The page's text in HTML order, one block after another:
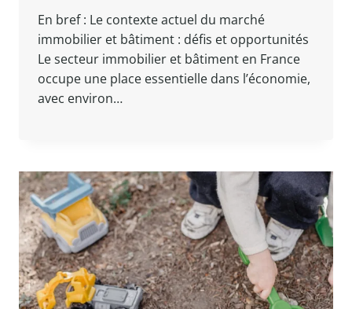
En bref : Le contexte actuel du marché
immobilier et bâtiment : défis et opportunités
Le secteur immobilier et bâtiment en France
occupe une place essentielle dans l’économie,
avec environ…